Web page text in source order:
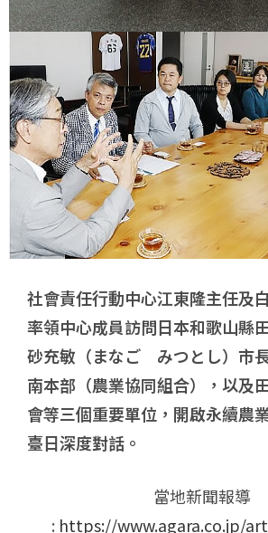
社會責任行動中心江東隆主任及
率領中心成員訪問日本和歌山縣
砂充敏（まなご みつとし）市
南本部（農業協同組合），以及
會等三個重要單位，開啟永續農
臺日深度對話。
當地新聞報導
: https://www.agara.co.jp/